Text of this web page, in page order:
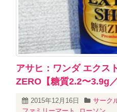
アサヒ：ワンダ エクス
ZERO【糖質2.2〜3.9g
2015年12月16日 サーク